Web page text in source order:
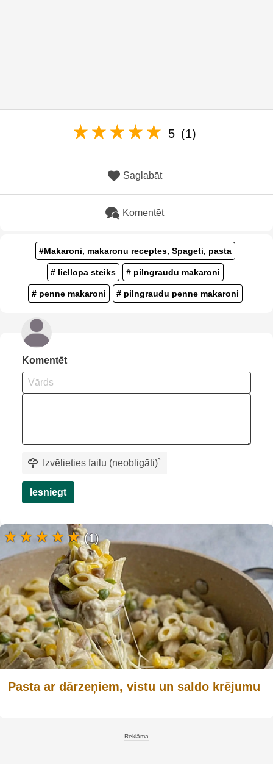
5 (1)
Saglabāt
Komentēt
#Makaroni, makaronu receptes, Spageti, pasta
# liellopa steiks # pilngraudu makaroni
# penne makaroni # pilngraudu penne makaroni
Komentēt
Izvēlieties failu (neobligāti)`
Iesniegt
Pasta ar dārzeņiem, vistu un saldo krējumu
(1)
Reklāma